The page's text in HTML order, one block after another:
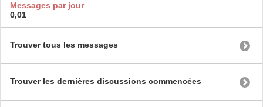
Messages par jour
0,01
Trouver tous les messages
Trouver les dernières discussions commencées